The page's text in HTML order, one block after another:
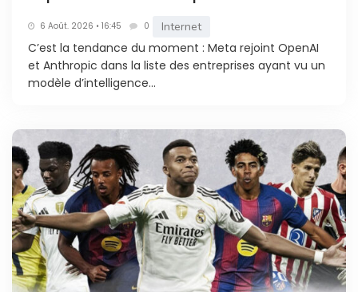
6 Août. 2026 • 16:45 0 Internet
C’est la tendance du moment : Meta rejoint OpenAI
et Anthropic dans la liste des entreprises ayant vu un
modèle d’intelligence...